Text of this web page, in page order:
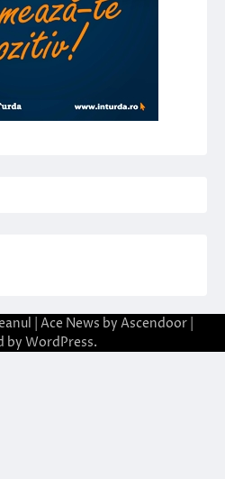
| Ace News by Ascendoor
by WordPress.